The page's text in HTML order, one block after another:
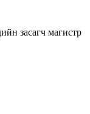
засагч магистр